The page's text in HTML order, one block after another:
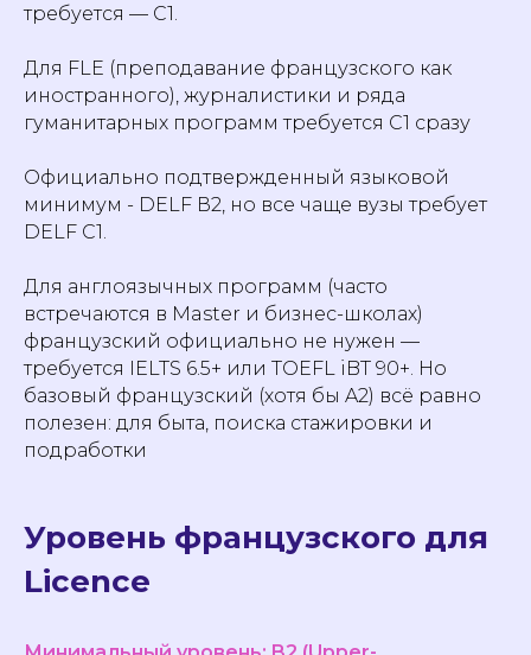
требуется — С1.
Для FLE (преподавание французского как
иностранного), журналистики и ряда
гуманитарных программ требуется C1 сразу
Официально подтвержденный языковой
минимум - DELF В2, но все чаще вузы требует
DELF C1.
Для англоязычных программ (часто
встречаются в Master и бизнес-школах)
французский официально не нужен —
требуется IELTS 6.5+ или TOEFL iBT 90+. Но
базовый французский (хотя бы A2) всё равно
полезен: для быта, поиска стажировки и
подработки
Уровень французского для
Licence